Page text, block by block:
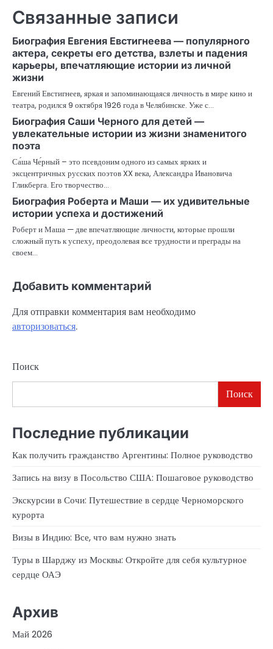
Связанные записи
Биография Евгения Евстигнеева — популярного
актера, секреты его детства, взлеты и падения
карьеры, впечатляющие истории из личной
жизни
Евгений Евстигнеев, яркая и запоминающаяся личность в мире кино и
театра, родился 9 октября 1926 года в Челябинске. Уже с…
Биография Саши Черного для детей —
увлекательные истории из жизни знаменитого
поэта
Са́ша Че́рный – это псевдоним одного из самых ярких и
эксцентричных русских поэтов XX века, Александра Ивановича
Гликберга. Его творчество…
Биография Роберта и Маши — их удивительные
истории успеха и достижений
Роберт и Маша — две впечатляющие личности, которые прошли
сложный путь к успеху, преодолевая все трудности и преграды на
своем…
Добавить комментарий
Для отправки комментария вам необходимо
авторизоваться.
Поиск
Поиск
Последние публикации
Как получить гражданство Аргентины: Полное руководство
Запись на визу в Посольство США: Пошаговое руководство
Экскурсии в Сочи: Путешествие в сердце Черноморского
курорта
Визы в Индию: Все, что вам нужно знать
Туры в Шарджу из Москвы: Откройте для себя культурное
сердце ОАЭ
Архив
Май 2026